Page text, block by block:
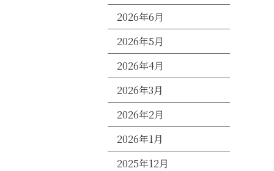
2026年6月
2026年5月
2026年4月
2026年3月
2026年2月
2026年1月
2025年12月